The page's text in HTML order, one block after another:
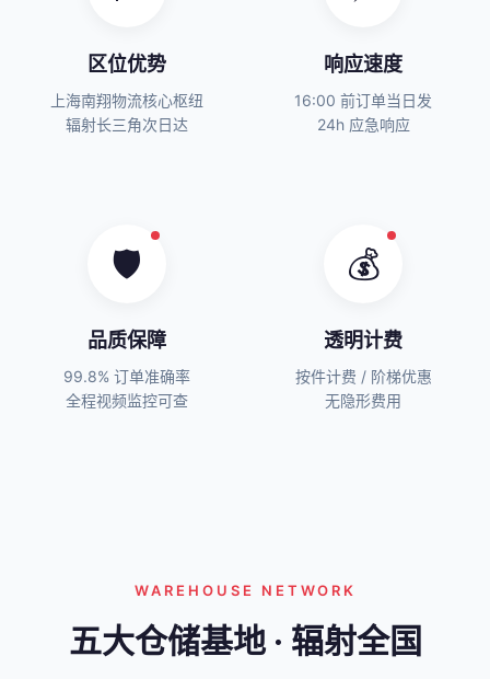
区位优势
上海南翔物流核心枢纽
辐射长三角次日达
响应速度
16:00 前订单当日发
24h 应急响应
🛡️
品质保障
99.8% 订单准确率
全程视频监控可查
💰
透明计费
按件计费 / 阶梯优惠
无隐形费用
WAREHOUSE NETWORK
五大仓储基地 · 辐射全国